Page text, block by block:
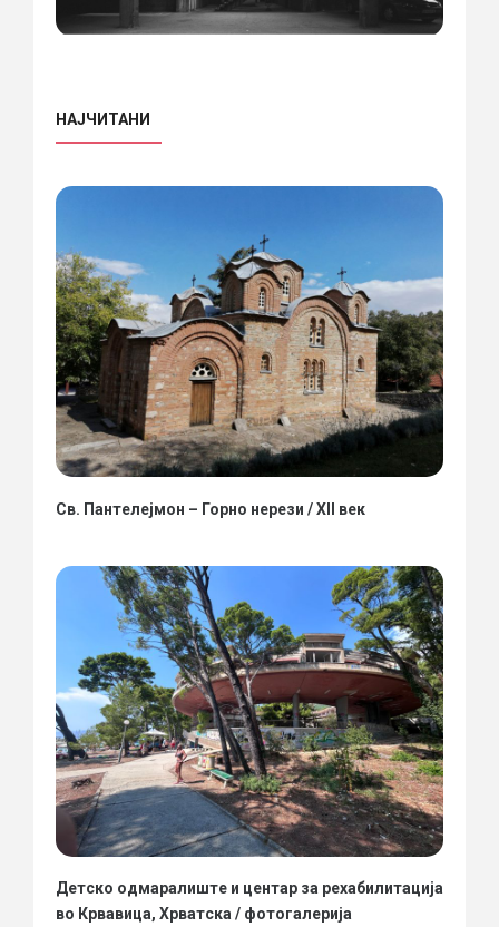
НАЈЧИТАНИ
Св. Пантелејмон – Горно нерези / XII век
Детско одмаралиште и центар за рехабилитација
во Крвавица, Хрватска / фотогалерија